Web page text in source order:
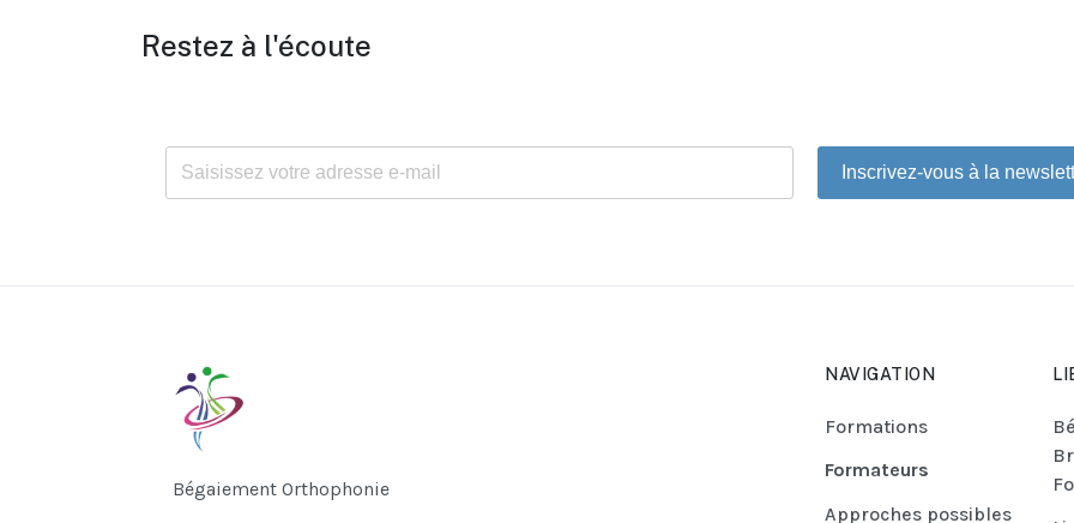
Restez à l'écoute
Inscrivez-vous à la
Bégaiement Orthophonie
NAVIGATION
Formations
Formateurs
Approches possibles